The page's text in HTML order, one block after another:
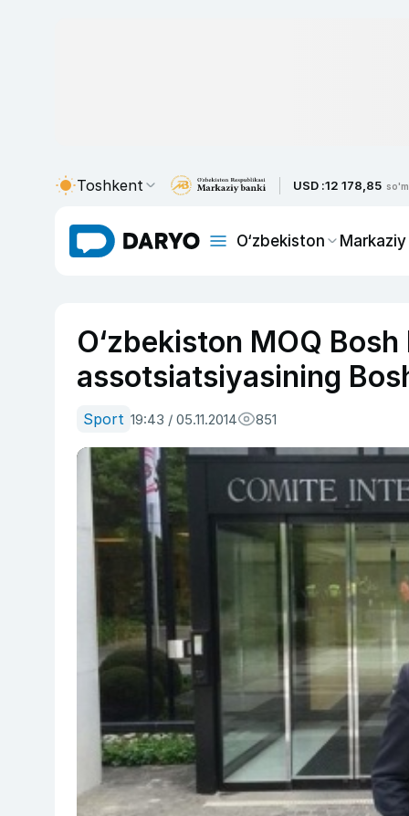
Toshkent USD :12 178,85 so'm
O‘zbekiston
O‘zbekiston MOQ
assotsiatsiyasining
Sport 19:43 / 05.11.2014 851